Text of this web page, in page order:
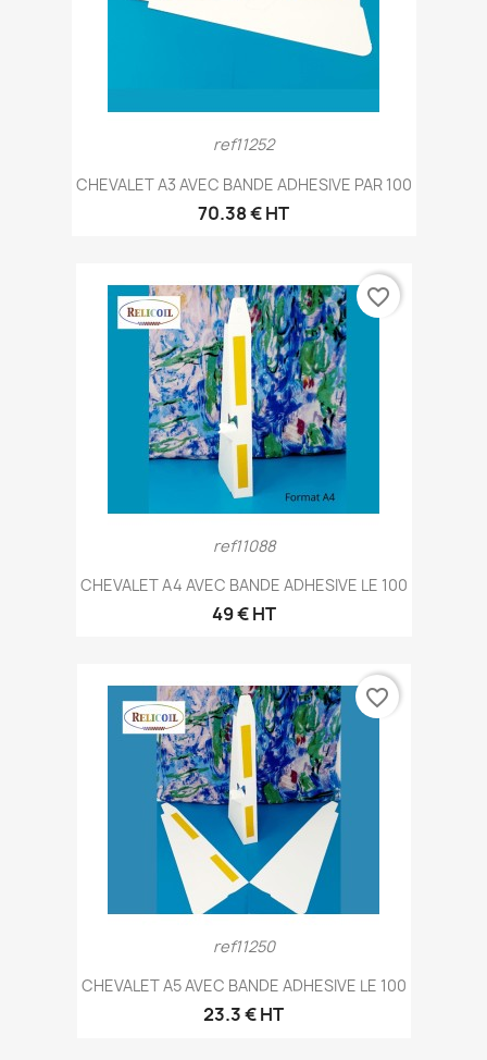
ref11252
CHEVALET A3 AVEC BANDE ADHESIVE PAR 100
70.38 € HT
ref11088
CHEVALET A4 AVEC BANDE ADHESIVE LE 100
49 € HT
favorite_border
ref11250
CHEVALET A5 AVEC BANDE ADHESIVE LE 100
23.3 € HT
favorite_border